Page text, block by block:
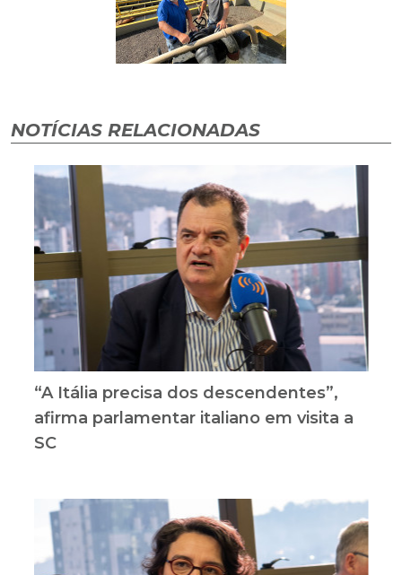
NOTÍCIAS RELACIONADAS
“A Itália precisa dos descendentes”,
afirma parlamentar italiano em visita a
SC